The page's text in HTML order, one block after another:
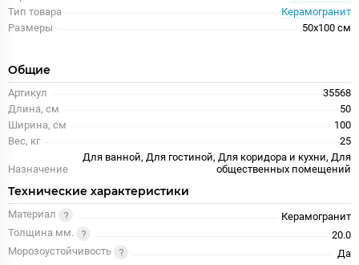
Тип товара
Керамогранит
Размеры
50x100 см
Общие
Артикул
35568
Длина, см
50
Ширина, см
100
Вес, кг
25
Назначение
Для ванной, Для гостиной, Для коридора и кухни, Для
общественных помещений
Технические характеристики
Материал
Керамогранит
Толщина мм.
20.0
Морозоустойчивость
Да